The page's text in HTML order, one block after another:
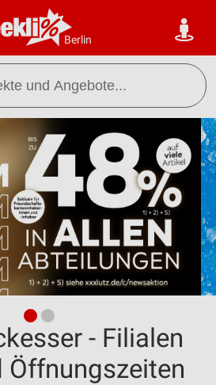
Berlin
- Filialen
Öffnungszeiten